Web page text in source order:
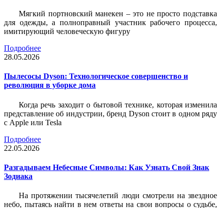
Мягкий портновский манекен – это не просто подставка
для одежды, а полноправный участник рабочего процесса,
имитирующий человеческую фигуру
Подробнее
28.05.2026
Пылесосы Dyson: Технологическое совершенство и
революция в уборке дома
Когда речь заходит о бытовой технике, которая изменила
представление об индустрии, бренд Dyson стоит в одном ряду
с Apple или Tesla
Подробнее
22.05.2026
Разгадываем Небесные Символы: Как Узнать Свой Знак
Зодиака
На протяжении тысячелетий люди смотрели на звездное
небо, пытаясь найти в нем ответы на свои вопросы о судьбе,